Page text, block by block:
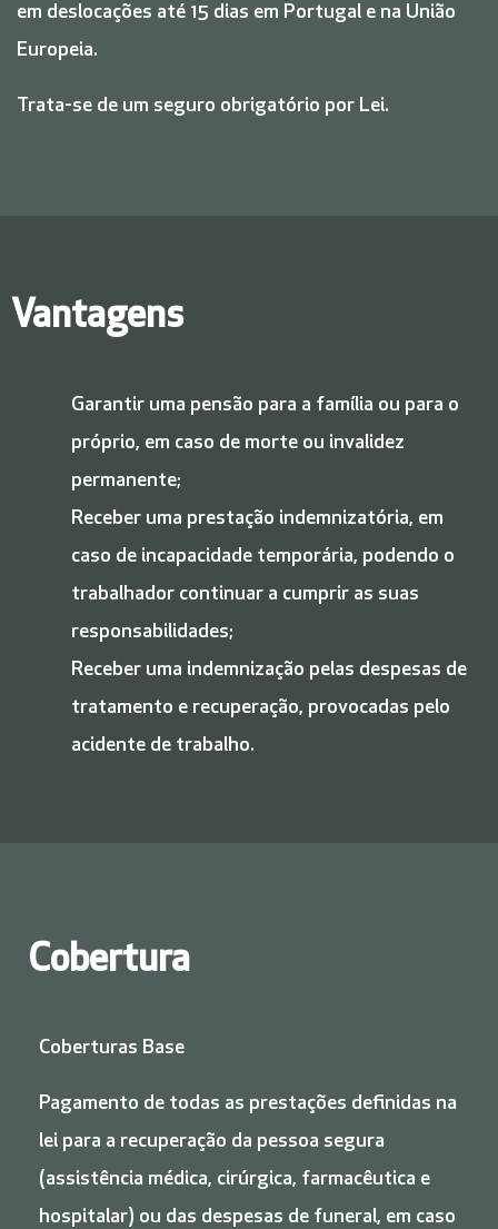
em deslocações até 15 dias em Portugal e na União
Europeia.
Trata-se de um seguro obrigatório por Lei.
Vantagens
Garantir uma pensão para a família ou para o
próprio, em caso de morte ou invalidez
permanente;
Receber uma prestação indemnizatória, em
caso de incapacidade temporária, podendo o
trabalhador continuar a cumprir as suas
responsabilidades;
Receber uma indemnização pelas despesas de
tratamento e recuperação, provocadas pelo
acidente de trabalho.
Cobertura
Coberturas Base
Pagamento de todas as prestações definidas na
lei para a recuperação da pessoa segura
(assistência médica, cirúrgica, farmacêutica e
hospitalar) ou das despesas de funeral, em caso